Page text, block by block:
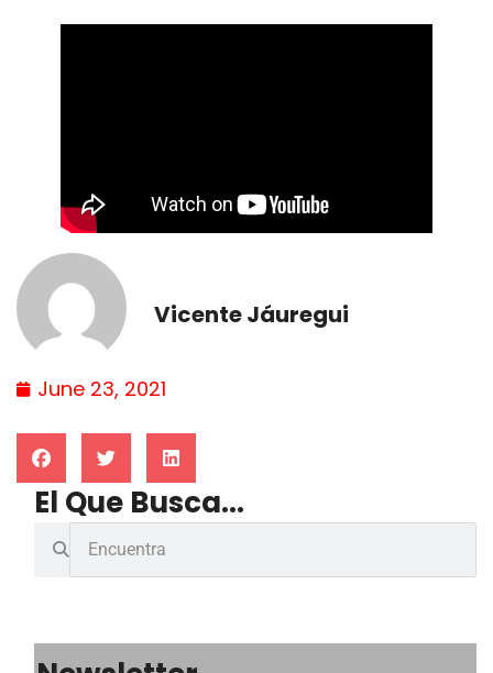
Vicente Jáuregui
June 23, 2021
El Que Busca...